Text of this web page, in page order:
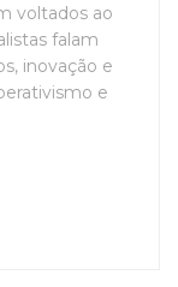
voltados ao
falam
inovação e
e